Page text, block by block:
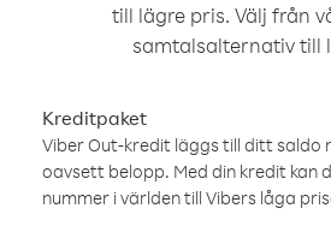
till lägre pris. Välj från
samtalsalternativ till
Kreditpaket
Viber Out-kredit läggs till ditt saldo
oavsett belopp. Med din kredit kan
nummer i världen till Vibers låga